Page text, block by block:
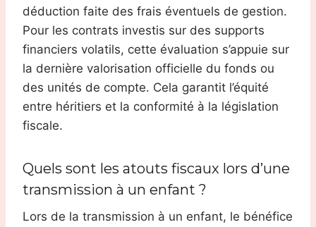
déduction faite des frais éventuels de gestion.
Pour les contrats investis sur des supports
financiers volatils, cette évaluation s’appuie sur
la dernière valorisation officielle du fonds ou
des unités de compte. Cela garantit l’équité
entre héritiers et la conformité à la législation
fiscale.
Quels sont les atouts fiscaux lors d’une
transmission à un enfant ?
Lors de la transmission à un enfant, le bénéfice